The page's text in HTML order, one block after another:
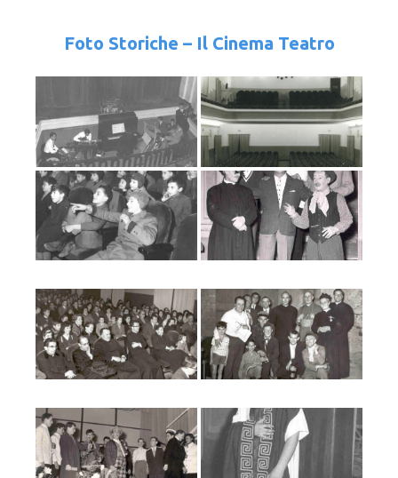
Foto Storiche – Il Cinema Teatro